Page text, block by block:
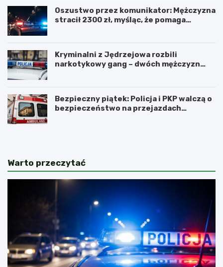
Oszustwo przez komunikator: Mężczyzna
stracił 2300 zł, myśląc, że pomaga
Kryminalni z Jędrzejowa rozbili
narkotykowy gang – dwóch mężczyzn
Bezpieczny piątek: Policja i PKP walczą o
bezpieczeństwo na przejazdach
Warto przeczytać